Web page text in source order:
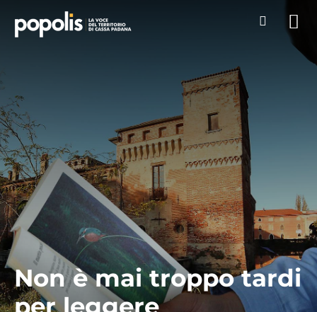
Non è mai troppo tardi